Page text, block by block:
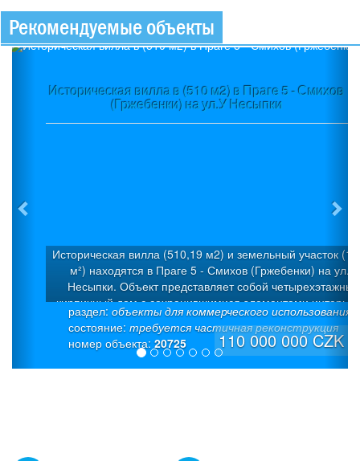
Рекомендуемые объекты
Историческая вилла в (510 м2) в Праге 5 - Смихов
(Гржебенки) на ул.У Несыпки
раздел: объекты для коммерческого использования
состояние: требуется частичная реконструкция
номер объекта: 20725
Историческая вилла (510,19 м2) и земельный участок (1
м²) находятся в Праге 5 - Смихов (Гржебенки) на ул.У
Несыпки. Объект представляет собой четырехэтажный
кирпичный дом с сохранившимися элементами
Дом был построен в 1925 г. в стиле «модерн» как
вилла с 5 квартирами. Была проведена капитальная
дорогостоящая реконструкция. Полезная площадь:
(из которых 50 м² – полуподвал + 50 м² - подвал). На
110 000 000 CZK
Previous